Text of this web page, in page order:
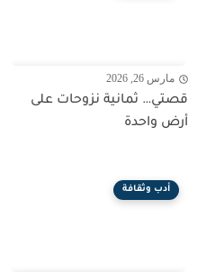
مارس 26, 2026
قصتي… ثمانية نزوحات على
أرض واحدة
أدب وثقافة